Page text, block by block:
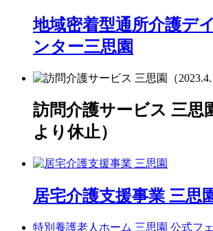
地域密着型通所介護デ
ンター三思園
訪問介護サービス 三思
より休止）
居宅介護支援事業 三思
特別養護老人ホーム 三思園 公式フ